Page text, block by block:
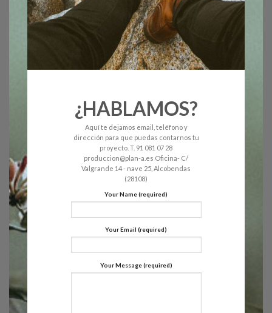
¿HABLAMOS?
Aquí te dejamos email, teléfono y
dirección para que puedas contarnos tu
proyecto. T. 91 081 07 28
produccion@plan-a.es Oficina- C/
Valgrande 14 - nave 25, Alcobendas
(28108)
Your Name (required)
Your Email (required)
Your Message (required)